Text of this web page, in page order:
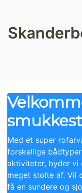
Med et super
forskellige
aktiviteter, byder vi
meget stolte af. Vil
få en sundere og